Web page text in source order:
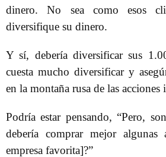
dinero. No sea como esos
diversifique su dinero.
Y sí, debería diversificar sus
cuesta mucho diversificar y
en la montaña rusa de las
Podría estar pensando, “Pero,
debería comprar mejor algunas
empresa favorita]?”